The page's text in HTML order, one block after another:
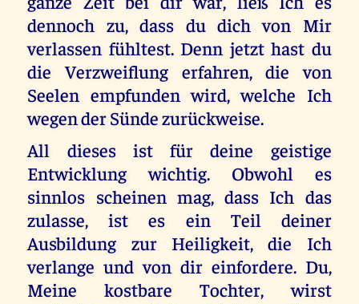
dennoch zu, dass du dich von Mir
verlassen fühltest. Denn jetzt hast du
die Verzweiflung erfahren, die von
Seelen empfunden wird, welche Ich
wegen der Sünde zurückweise.
All dieses ist für deine geistige
Entwicklung wichtig. Obwohl es
sinnlos scheinen mag, dass Ich das
zulasse, ist es ein Teil deiner
Ausbildung zur Heiligkeit, die Ich
verlange und von dir einfordere. Du,
Meine kostbare Tochter, wirst